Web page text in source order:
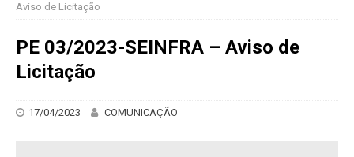
Aviso de Licitação
PE 03/2023-SEINFRA – Aviso de
Licitação
17/04/2023 COMUNICAÇÃO